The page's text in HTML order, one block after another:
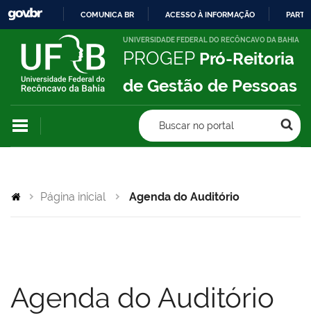
IR
PARA
CONTEÚDO
COMUNICA BR ACESSO À INFORMAÇÃO
UNIVERSIDADE FEDERAL DO RECÔNCAVO DA BAHIA
PROGEP Pró-Reitoria
de Gestão de Pessoas
Buscar no portal
Página inicial Agenda do Auditório
Agenda do Auditório